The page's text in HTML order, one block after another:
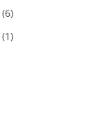
(6)
(1)